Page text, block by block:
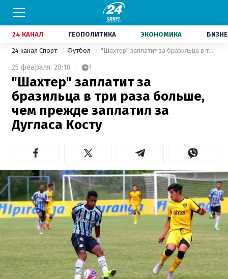
24 КАНАЛ ГЕОПОЛИТИКА ЭКОНОМИКА
24 канал Спорт Футбол "Шахтер" заплатит за бразильца в три раза больше, чем прежде заплатил за Дугласа Косту
25 февраля, 20:18 1
"Шахтер" заплатит за
бразильца в три раза больше,
чем прежде заплатил за
Дугласа Косту